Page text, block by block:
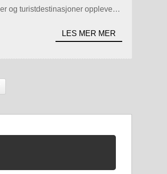
og turistdestinasjoner opplever
LES MER MER